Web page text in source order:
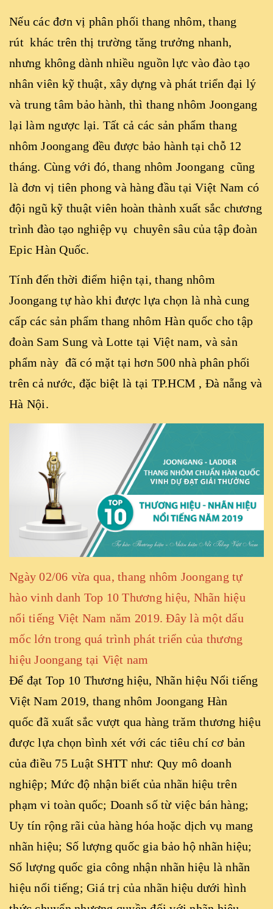
Nếu các đơn vị phân phối thang nhôm, thang
rút khác trên thị trường tăng trưởng nhanh,
nhưng không dành nhiều nguồn lực vào đào tạo
nhân viên kỹ thuật, xây dựng và phát triển đại lý
và trung tâm bảo hành, thì thang nhôm Joongang
lại làm ngược lại. Tất cả các sản phẩm thang
nhôm Joongang đều được bảo hành tại chỗ 12
tháng. Cùng với đó, thang nhôm Joongang cũng
là đơn vị tiên phong và hàng đầu tại Việt Nam có
đội ngũ kỹ thuật viên hoàn thành xuất sắc chương
trình đào tạo nghiệp vụ chuyên sâu của tập đoàn
Epic Hàn Quốc.
Tính đến thời điểm hiện tại, thang nhôm
Joongang tự hào khi được lựa chọn là nhà cung
cấp các sản phẩm thang nhôm Hàn quốc cho tập
đoàn Sam Sung và Lotte tại Việt nam, và sản
phẩm này đã có mặt tại hơn 500 nhà phân phối
trên cả nước, đặc biệt là tại TP.HCM , Đà nẵng và
Hà Nội.
Ngày 02/06 vừa qua, thang nhôm Joongang tự
hào vinh danh Top 10 Thương hiệu, Nhãn hiệu
nổi tiếng Việt Nam năm 2019. Đây là một dấu
mốc lớn trong quá trình phát triển của thương
hiệu Joongang tại Việt nam
Để đạt Top 10 Thương hiệu, Nhãn hiệu Nổi tiếng
Việt Nam 2019, thang nhôm Joongang Hàn
quốc đã xuất sắc vượt qua hàng trăm thương hiệu
được lựa chọn bình xét với các tiêu chí cơ bản
của điều 75 Luật SHTT như: Quy mô doanh
nghiệp; Mức độ nhận biết của nhãn hiệu trên
phạm vi toàn quốc; Doanh số từ việc bán hàng;
Uy tín rộng rãi của hàng hóa hoặc dịch vụ mang
nhãn hiệu; Số lượng quốc gia bảo hộ nhãn hiệu;
Số lượng quốc gia công nhận nhãn hiệu là nhãn
hiệu nổi tiếng; Giá trị của nhãn hiệu dưới hình